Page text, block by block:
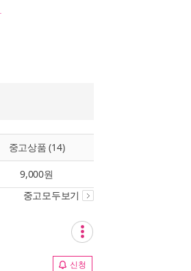
중고상품 (14)
9,000원
중고모두보기
신청